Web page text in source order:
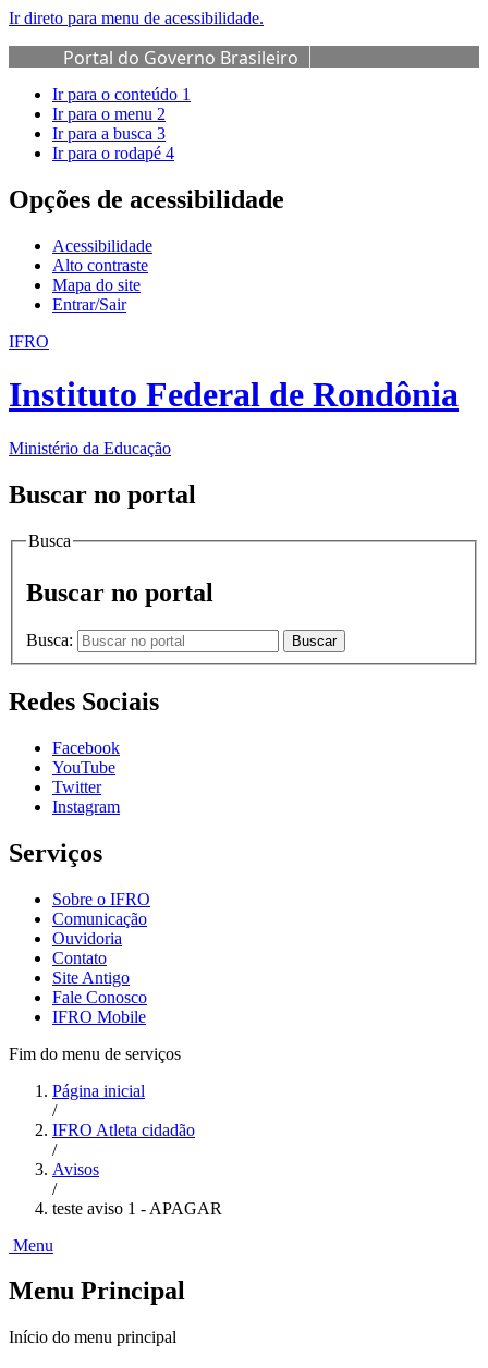
Ir direto para menu de acessibilidade.
Portal do Governo Brasileiro
Ir para o conteúdo 1
Ir para o menu 2
Ir para a busca 3
Ir para o rodapé 4
Opções de acessibilidade
Acessibilidade
Alto contraste
Mapa do site
Entrar/Sair
IFRO
Instituto Federal de Rondônia
Ministério da Educação
Buscar no portal
Busca
Buscar no portal
Busca: Buscar
Redes Sociais
Facebook
YouTube
Twitter
Instagram
Serviços
Sobre o IFRO
Comunicação
Ouvidoria
Contato
Site Antigo
Fale Conosco
IFRO Mobile
Fim do menu de serviços
Página inicial
/
IFRO Atleta cidadão
/
Avisos
/
teste aviso 1 - APAGAR
Menu
Menu Principal
Início do menu principal